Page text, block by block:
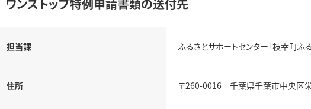
ワンストップ特例申請書類の送付先
担当課 ふるさとサポートセンター「枝幸町ふ
住所 〒260-0016 千葉県千葉市中央区栄